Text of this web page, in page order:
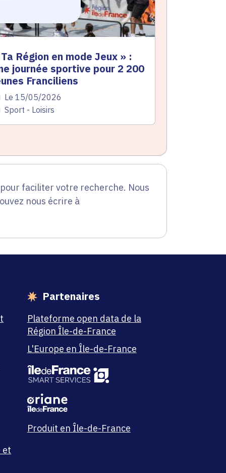
Région en mode Jeux » :
journée sportive pour 2 200
Franciliens
de l'arrêté
Le 15/05/2026
Sport - Loisirs
faciliter votre recherche. Nous
nous écrire à
et
Partenaires
Plateforme open data de la
Région Île-de-France
L'Europe en Île-de-France
Produit en Île-de-France